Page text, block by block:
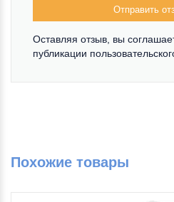
Отправить
Оставляя отзыв, вы
публикации
Похожие товары